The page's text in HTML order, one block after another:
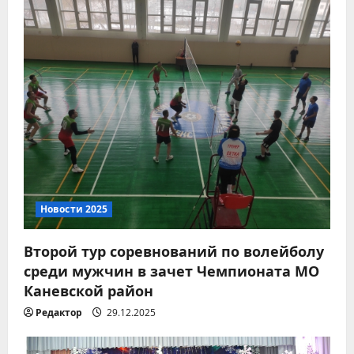
Новости 2025
Второй тур соревнований по волейболу
среди мужчин в зачет Чемпионата МО
Каневской район
Редактор 29.12.2025
2
8 августа – День
физкультурника
Новости 2026
Всероссийская акция
07.08.2026